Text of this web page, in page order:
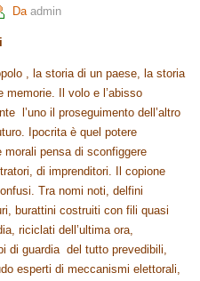
Da admin
, la storia di un paese, la storia
memorie. Il volo e l’abisso
l’uno il proseguimento dell’altro
Ipocrita è quel potere
pensa di sconfiggere
di imprenditori. Il copione
Tra nomi noti, delfini
burattini costruiti con fili quasi
riciclati dell’ultima ora,
di guardia del tutto prevedibili,
esperti di meccanismi elettorali,